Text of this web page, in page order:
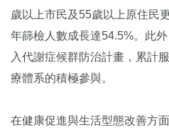
歲以上市民及55歲以上原住民
年篩檢人數成長達54.5%。此
入代謝症候群防治計畫，累計
療體系的積極參與。
在健康促進與生活型態改善方